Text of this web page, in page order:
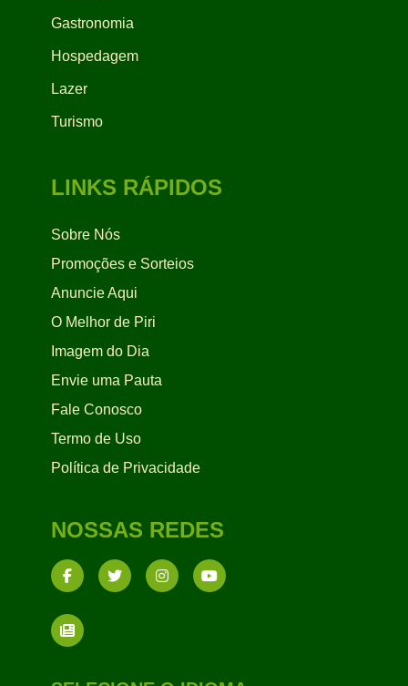
Gastronomia
Hospedagem
Lazer
Turismo
LINKS RÁPIDOS
Sobre Nós
Promoções e Sorteios
Anuncie Aqui
O Melhor de Piri
Imagem do Dia
Envie uma Pauta
Fale Conosco
Termo de Uso
Política de Privacidade
NOSSAS REDES